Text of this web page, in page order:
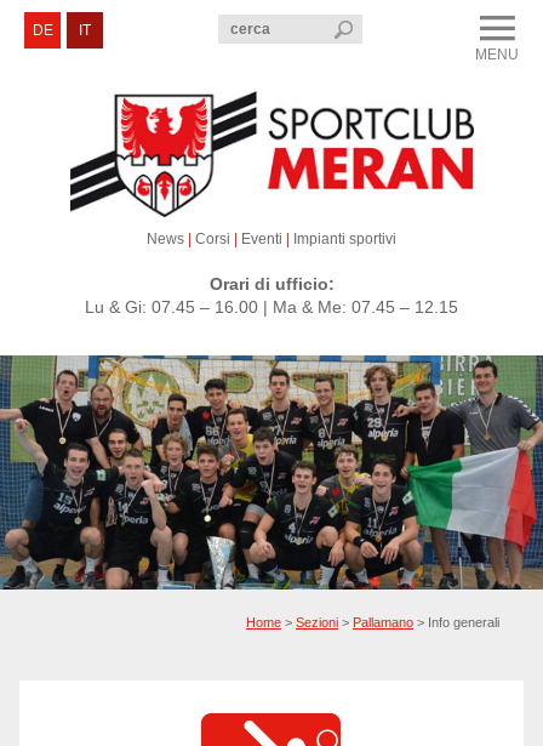
News | Corsi | Eventi | Impianti sportivi
Orari di ufficio:
Lu & Gi: 07.45 – 16.00 | Ma & Me: 07.45 – 12.15
DE
IT
MENU
menu CLOSE
Sportclub Merano
Corsi e Eventi
Servizi e Contatti
Home > Sezioni > Pallamano > Info generali